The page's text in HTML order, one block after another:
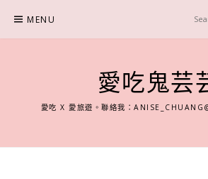
content
MENU
愛吃鬼芸
愛吃 X 愛旅遊。聯絡我：